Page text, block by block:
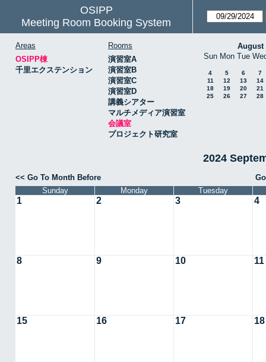
OSIPP
Meeting Room Booking System
Areas
OSIPP棟
千里エクステンション
Rooms
演習室A
演習室B
演習室C
演習室D
講義シアター
マルチメディア演習室
会議室
プロジェクト研究室
August
Sun Mon Tue
4 5 6
7
11
12 13
14
18
19 20
21
25
26 27 28
2024
<< Go To Month Before
Sunday
Monday Tuesday
1 2 3 4
8 9 10 11
15 16 17 18